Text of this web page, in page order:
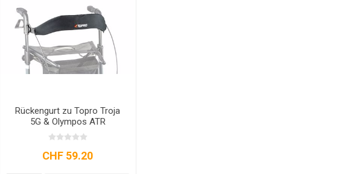
Rückengurt zu Topro Troja
5G & Olympos ATR
CHF 59.20